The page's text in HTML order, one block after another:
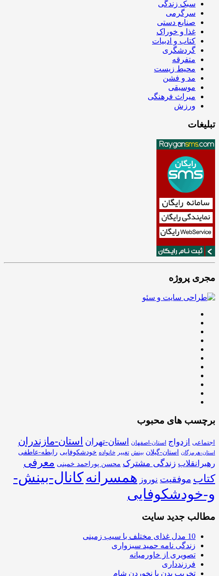
سبک زندگی
سرگرمی
صنایع دستی
غذا و خوراک
کتاب و ادبیات
گردشگری
متفرقه
محیط زیست
مد و فشن
موسیقی
میراث فرهنگی
ورزش
تبلیغات
مجری پروژه
برچسب های محبوب
اجتماعی ازدواج استان-اصفهان استان-تهران استان-مازندران
استان-هرمزگان استان-گیلان بینش تغییر خانواده خودشکوفایی رابطه-عاطفی
رهبرانقلاب زندگی مشترک محسن پوراحمد خمینی معرفی
کتاب موفقیت نوروز همسرانهکانال-بینش-
و-خودشکوفایی
مطالب جدید سایت
10 مدل غذای مختلف با سیب زمینی
زندگی نامه حمید سبزواری
تصویری از خاورمیانه
فرزندداری
تخریب بدن با نخوردن شام